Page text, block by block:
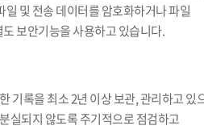
및 전송 데이터를 암호화하거나 파일
보안기능을 사용하고 있습니다.
기록을 최소 2년 이상 보관, 관리하고 있
실되지 않도록 주기적으로 점검하고